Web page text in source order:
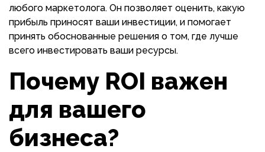
любого маркетолога. Он позволяет оценить, какую
прибыль приносят ваши инвестиции, и помогает
принять обоснованные решения о том, где лучше
всего инвестировать ваши ресурсы.
Почему ROI важен
для вашего
бизнеса?